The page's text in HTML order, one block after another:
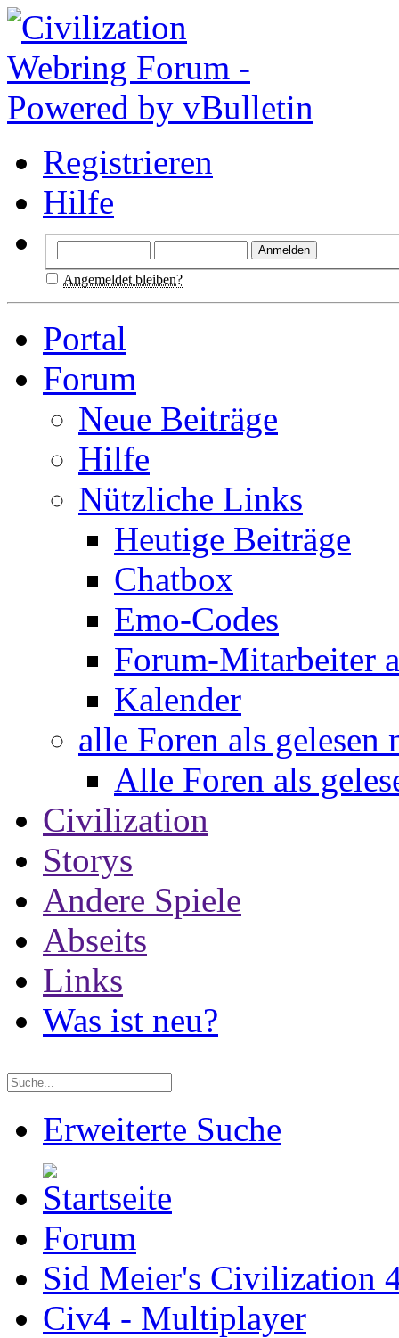
Registrieren
Hilfe
Angemeldet bleiben?
Portal
Forum
Neue Beiträge
Hilfe
Nützliche Links
Heutige Beiträge
Chatbox
Emo-Codes
Forum-Mitarbeiter
Kalender
alle Foren als gelesen
Alle Foren als
Civilization
Storys
Andere Spiele
Abseits
Links
Was ist neu?
Erweiterte Suche
Forum
Sid Meier's Civilization
Civ4 - Multiplayer